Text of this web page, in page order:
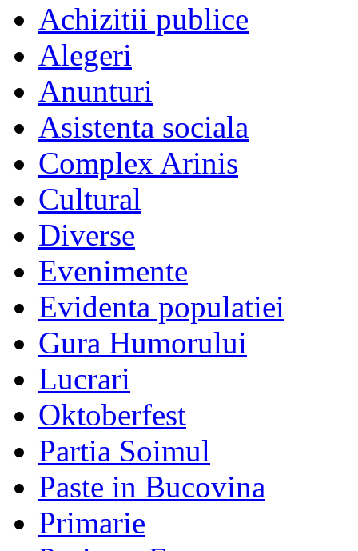
Achizitii publice
Alegeri
Anunturi
Asistenta sociala
Complex Arinis
Cultural
Diverse
Evenimente
Evidenta populatiei
Gura Humorului
Lucrari
Oktoberfest
Partia Soimul
Paste in Bucovina
Primarie